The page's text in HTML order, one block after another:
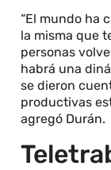
“El mundo ha
la misma que
personas
habrá una
se dieron
productivas
agregó Durán.